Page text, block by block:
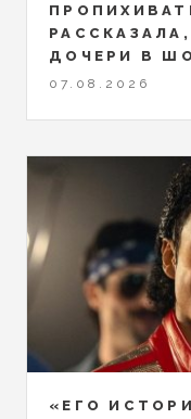
ДОЧЕРИ В
07.08.2026
«ЕГО